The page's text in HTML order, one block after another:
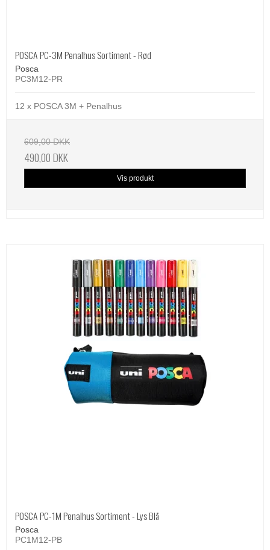
POSCA PC-3M Penalhus Sortiment - Rød
Posca
PC3M12-PR
12 x POSCA 3M + Penalhus
609,00 DKK
490,00 DKK
Vis produkt
POSCA PC-1M Penalhus Sortiment - Lys Blå
Posca
PC1M12-PB